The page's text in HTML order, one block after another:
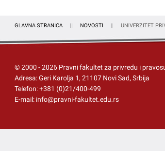
GLAVNA STRANICA NOVOSTI UNIVERZITET
© 2000 -2026 Pravni fakultet za privredu i
Adresa: Geri Karolja 1, 21107 Novi Sad, Srbija
Telefon:+381 (0)21/400-499
E-mail: info@pravni-fakultet.edu.rs